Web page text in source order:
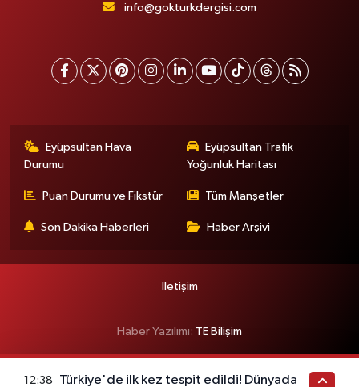
info@gokturkdergisi.com
Eyüpsultan Hava
Durumu
Eyüpsultan Trafik
Yoğunluk Haritası
Puan Durumu ve Fikstür Tüm Manşetler
Son Dakika Haberleri Haber Arşivi
İletişim
Haber Yazılımı: TE Bilişim
12:38 Türkiye'de ilk kez tespit edildi! Dünyada